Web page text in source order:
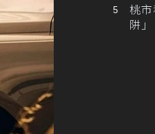
桃
阱